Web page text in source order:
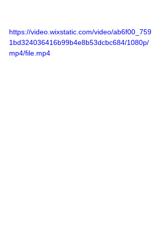
https://video.wixstatic.com/video/ab6f00_759
1bd324036416b99b4e8b53dcbc684/1080p/
mp4/file.mp4